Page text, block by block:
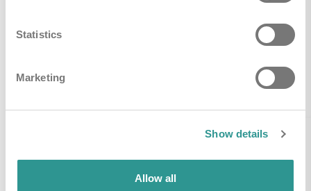
Statistics
Marketing
Show details
Allow all
Gerelateerde producten